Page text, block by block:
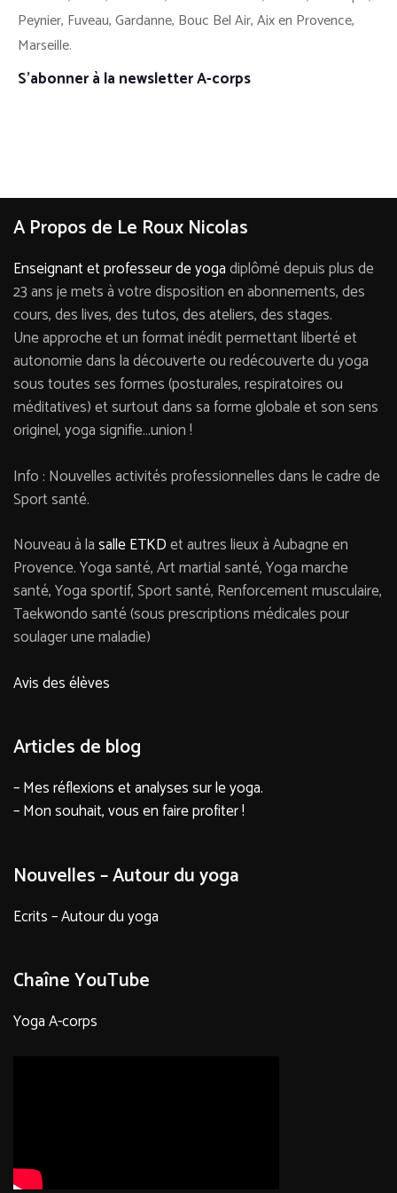
Peynier, Fuveau, Gardanne, Bouc Bel Air, Aix en Provence,
Marseille.
S’abonner à la newsletter A-corps
A Propos de Le Roux Nicolas
Enseignant et professeur de yogadiplômé depuis plus de
23 ans je mets à votre disposition en abonnements, des
cours, des lives, des tutos, des ateliers, des stages.
Une approche et un format inédit permettant liberté et
autonomie dans la découverte ou redécouverte du yoga
sous toutes ses formes (posturales, respiratoires ou
méditatives) et surtout dans sa forme globale et son sens
originel, yoga signifie…union !
Info : Nouvelles activités professionnelles dans le cadre de
Sport santé.
Nouveau à lasalle ETKDet autres lieux à Aubagne en
Provence. Yoga santé, Art martial santé, Yoga marche
santé, Yoga sportif, Sport santé, Renforcement musculaire,
Taekwondo santé (sous prescriptions médicales pour
soulager une maladie)
Avis des élèves
Articles de blog
– Mes réflexions et analyses sur le yoga.
– Mon souhait, vous en faire profiter !
Nouvelles – Autour du yoga
Ecrits – Autour du yoga
Chaîne YouTube
Yoga A-corps